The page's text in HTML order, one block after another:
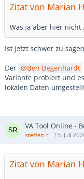
Zitat von Marian
Was ja aber hier
Ist jetzt schwer zu
Der Ben Degenhardt
Variante probiert und
lokalen Daten
VA Tool Online -
steffen r 15. Juli
Zitat von Marian